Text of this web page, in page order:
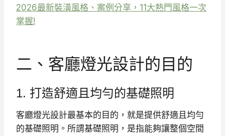
2026最新裝潢風格、案例分享，11大熱門風格一次
掌握!
二、客廳燈光設計的目的
1. 打造舒適且均勻的基礎照明
客廳燈光設計最基本的目的，就是提供舒適且均勻
的基礎照明。所謂基礎照明，是指能夠讓整個空間